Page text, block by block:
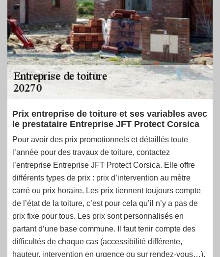
Prix entreprise de toiture et ses variables avec
le prestataire Entreprise JFT Protect Corsica
Pour avoir des prix promotionnels et détaillés toute
l’année pour des travaux de toiture, contactez
l’entreprise Entreprise JFT Protect Corsica. Elle offre
différents types de prix : prix d’intervention au mètre
carré ou prix horaire. Les prix tiennent toujours compte
de l’état de la toiture, c’est pour cela qu’il n’y a pas de
prix fixe pour tous. Les prix sont personnalisés en
partant d’une base commune. Il faut tenir compte des
difficultés de chaque cas (accessibilité différente,
hauteur, intervention en urgence ou sur rendez-vous…).